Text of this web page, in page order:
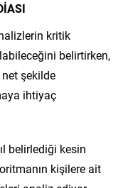
kritik
belirtirken,
net şekilde
ihtiyaç
belirlediği kesin
kişilere ait